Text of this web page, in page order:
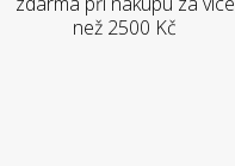
než 2500 Kč